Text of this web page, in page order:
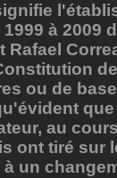
à 2009
ou de
au
ont tiré sur
à un